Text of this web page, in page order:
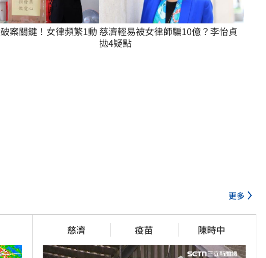
案關鍵！女律頻繁1動 慈濟輕易被女律師騙10億？李怡貞
拋4疑點
更多
慈濟 疫苗 陳時中